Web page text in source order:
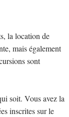
la location de
mais également
sont
soit. Vous avez la
inscrites sur le